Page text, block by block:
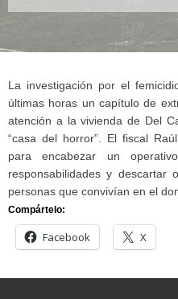
La investigación por el
últimas horas un capítulo de
atención a la vivienda de Del
“casa del horror”. El fiscal
para encabezar un
responsabilidades y descartar
personas que convivían en el
Compártelo:
Facebook X